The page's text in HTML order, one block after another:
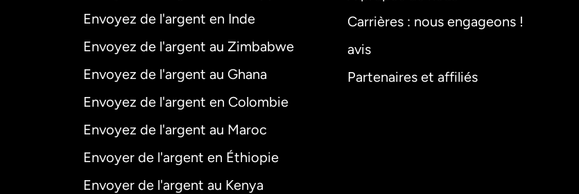
Envoyez de l'argent en Inde
Envoyez de l'argent au Zimbabwe
Envoyez de l'argent au Ghana
Envoyez de l'argent en Colombie
Envoyez de l'argent au Maroc
Envoyer de l'argent en Éthiopie
Envoyer de l'argent au Kenya
Carrières : nous engageons !
avis
Partenaires et affiliés